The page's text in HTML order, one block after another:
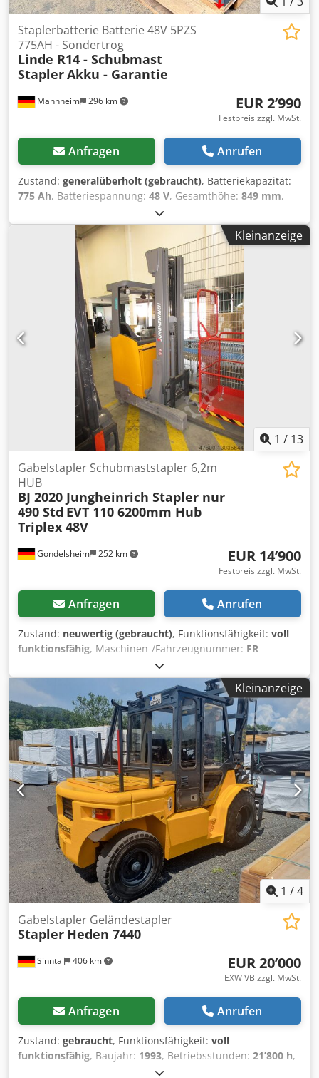
Dkjdpfx Asrcf H Uji Hjr
Mannheim 296 km
Staplerbatterie Batterie 48V 5PZS
775AH - Sondertrog
Linde R14 - Schubmast
StaplerAkku - Garantie
EUR 2’990
Festpreis zzgl. MwSt.
Anfragen Anrufen
Zustand: generalüberholt (gebraucht), Batteriekapazität:
775 Ah, Batteriespannung: 48 V, Gesamthöhe: 849 mm,
, Gesamtbreite:
Staplerbatterie für Ihren Stapler - 48V 5PZS 775AH -
Sondertrog + 1 Jahr Gewährleistung + inkl. Aquamatik +
inkl. Endableiter & Stecker REMA 320 (andere Stecker
können bei Bedarf verbaut werden) + Kapazität: min. 90-
100% (C5 Kapazitätsprotokoll wird bei der Auslieferung
beigelegt) + Auslieferungsjahr 2024 Abmessungen: Länge
1.032 mm Breite 530 mm Höhe 849 mm Gewicht: ca. 1.100
kg Passend für folgende Modelle und weitere: Djdpfsy
Rnnwsx Ai Hekr Linde R14 - 1120 - 00 Gängige
Batteriegrößen verfügbar, gerne anfragen. Transport
Kleinanzeige
1 / 13
Gondelsheim 252 km
Gabelstapler Schubmaststapler 6,2m
HUB
BJ 2020 Jungheinrich Stapler nur
490 Std EVT 110 6200mm Hub
Triplex 48V
EUR 14’900
Festpreis zzgl. MwSt.
Anfragen Anrufen
Zustand: neuwertig (gebraucht), Funktionsfähigkeit: voll
funktionsfähig, Maschinen-/Fahrzeugnummer: FR
, Tragkraft:
6’200 mm, Kraftstofftyp:elektrisch, Masttyp:ausziehbar,
Bauhöhe:
2’600 mm, Gabellänge:1’200 mm,
Reifenzustand:95 %, Ausstattung:Beleuchtung,
Kopfschutz, Seitenschieber, Jungheinrich EFG 550 Elektro
Frontstapler Stapler 450Std BJ2020 6200mm Hub
Antriebsart Elektro Tragkraft 1.000 kg Baujahr 2020
Betriebsstunden 485 - kann noch abweichen, Gerät ist
noch in Gebrauch Tech. Zustand sehr gut Opt. Zustand
sehr gut Hubmast Masttyp keiner Hubhöhe 6.200 mm
Bauhöhe 2.600 mm Freihub 1.800 mm Gabelträger /
Seitenschieber Gabellänge 1200 mm Dkedpfx Ajpq Id Roi
Hjr incl. Ladegerät Sehr guter Zustand Abholung nur nach
Terminabsprache in 79111 Freiburg Versand per Spedition
möglich, bitte mit PLZ anfragen
Kleinanzeige
1 /4
Sinntal 406 km
Gabelstapler Geländestapler
Stapler Heden 7440
EUR 20’000
EXW VB zzgl. MwSt.
Anfragen Anrufen
Zustand: gebraucht, Funktionsfähigkeit: voll
funktionsfähig, Baujahr: 1993, Betriebsstunden: 21’800 h,
, Stapler funktioniert und ist UVV